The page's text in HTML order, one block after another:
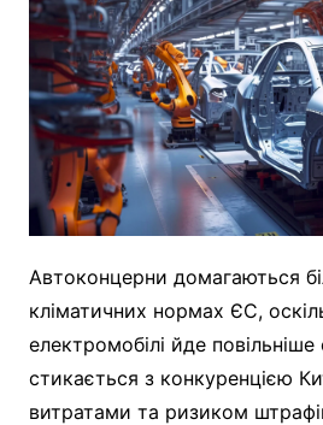
Автоконцерни домагаються
кліматичних нормах ЄС,
електромобілі йде повільніше
стикається з конкуренцією
витратами та ризиком